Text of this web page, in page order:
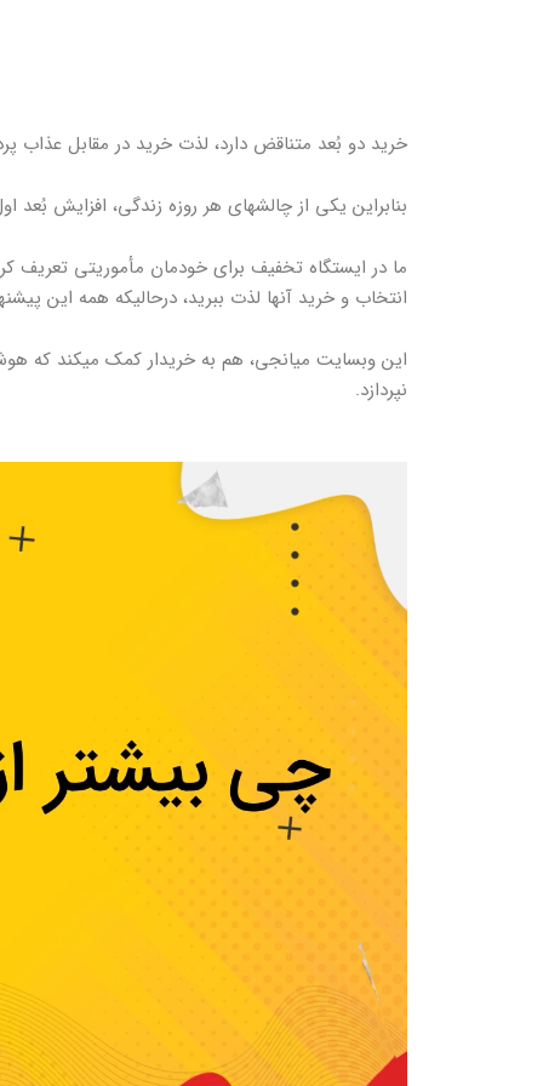
خرید دو بُعد متناقض دارد، لذت خرید در مقابل عذاب
بنابراین یکی از چالش­های هر روزه زندگی، افزایش
ما در ایستگاه تخفیف برای خودمان مأموریتی تعریف
انتخاب و خرید آن­ها لذت ببرید، درحالیکه همه این
این وبسایت میانجی، هم به خریدار کمک می­کند که
نپردازد.